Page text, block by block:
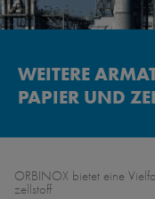
WEITERE
PAPIER UND
ORBINOX bietet eine
zellstoff